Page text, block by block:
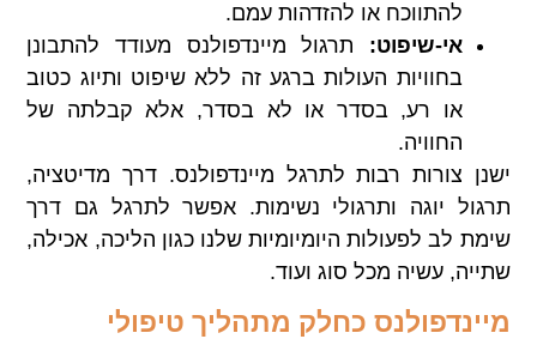
להתווכח או להזדהות עמם.
אי-שיפוט: תרגול מיינדפולנס מעודד להתבונן
בחוויות העולות ברגע זה ללא שיפוט ותיוג כטוב
או רע, בסדר או לא בסדר, אלא קבלתה של
החוויה.
ישנן צורות רבות לתרגל מיינדפולנס. דרך מדיטציה,
תרגול יוגה ותרגולי נשימות. אפשר לתרגל גם דרך
שימת לב לפעולות היומיומיות שלנו כגון הליכה, אכילה,
שתייה, עשיה מכל סוג ועוד.
מיינדפולנס כחלק מתהליך טיפולי